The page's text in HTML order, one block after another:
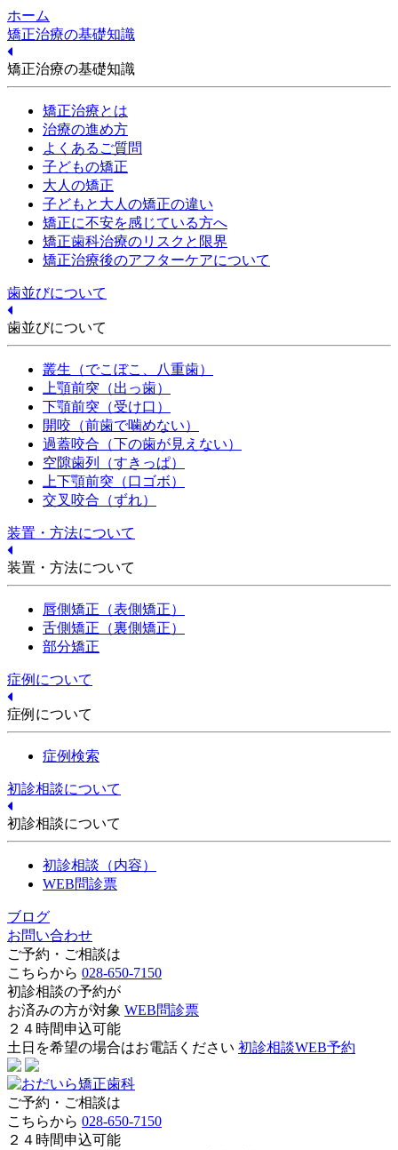
ホーム
矯正治療の基礎知識
矯正治療の基礎知識
矯正治療とは
治療の進め方
よくあるご質問
子どもの矯正
大人の矯正
子どもと大人の矯正の違い
矯正に不安を感じている方へ
矯正歯科治療のリスクと限界
矯正治療後のアフターケアについて
歯並びについて
歯並びについて
叢生（でこぼこ、八重歯）
上顎前突（出っ歯）
下顎前突（受け口）
開咬（前歯で噛めない）
過蓋咬合（下の歯が見えない）
空隙歯列（すきっぱ）
上下顎前突（口ゴボ）
交叉咬合（ずれ）
装置・方法について
装置・方法について
唇側矯正（表側矯正）
舌側矯正（裏側矯正）
部分矯正
症例について
症例について
症例検索
初診相談について
初診相談について
初診相談（内容）
WEB問診票
ブログ
お問い合わせ
ご予約・ご相談は
こちらから 028-650-7150
初診相談の予約が
お済みの方が対象 WEB問診票
２４時間申込可能
土日を希望の場合はお電話ください 初診相談WEB予約
ご予約・ご相談は
こちらから 028-650-7150
２４時間申込可能